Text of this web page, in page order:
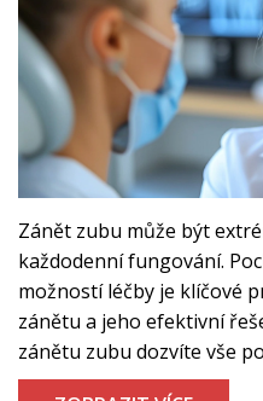
Zánět zubu může být
každodenní fungování.
možností léčby je klíčové
zánětu a jeho efektivní
zánětu zubu dozvíte vše
symptomy až po detailní